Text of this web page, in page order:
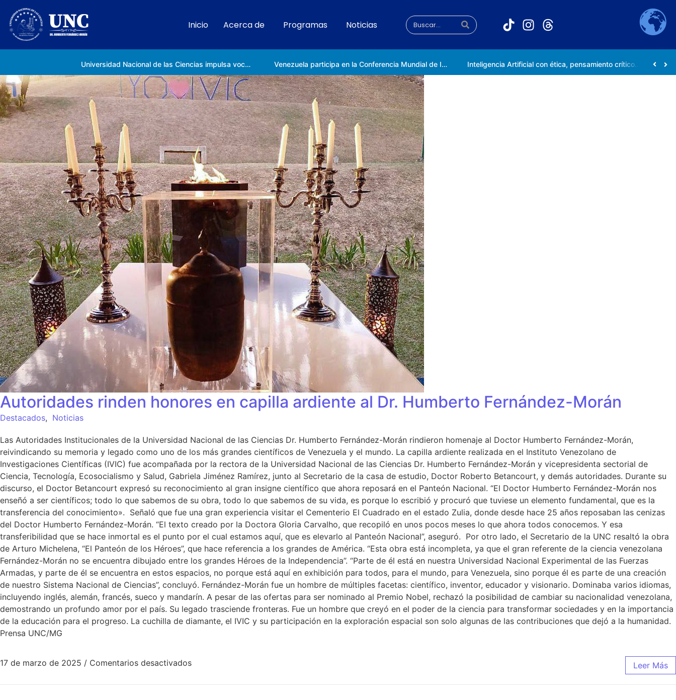
Inicio Acerca de Programas Noticias
Universidad Nacional de las Ciencias impulsa vocaciones científicas en la Expoferia de Oportunidades de Estudio 2026 Venezuela participa en la Conferencia Mundial de Inteligencia Artificial en Shanghái Inteligencia Artificial con ética, pensamiento crítico y compromiso social
Autoridades rinden honores en capilla ardiente al Dr. Humberto Fernández-Morán
Destacados, Noticias
Las Autoridades Institucionales de la Universidad Nacional de las Ciencias Dr. Humberto Fernández-Morán rindieron homenaje al Doctor Humberto Fernández-Morán,
reivindicando su memoria y legado como uno de los más grandes científicos de Venezuela y el mundo. La capilla ardiente realizada en el Instituto Venezolano de
Investigaciones Científicas (IVIC) fue acompañada por la rectora de la Universidad Nacional de las Ciencias Dr. Humberto Fernández-Morán y vicepresidenta sectorial de
Ciencia, Tecnología, Ecosocialismo y Salud, Gabriela Jiménez Ramírez, junto al Secretario de la casa de estudio, Doctor Roberto Betancourt, y demás autoridades. Durante su
discurso, el Doctor Betancourt expresó su reconocimiento al gran insigne científico que ahora reposará en el Panteón Nacional. “El Doctor Humberto Fernández-Morán nos
enseñó a ser científicos; todo lo que sabemos de su obra, todo lo que sabemos de su vida, es porque lo escribió y procuró que tuviese un elemento fundamental, que es la
transferencia del conocimiento». Señaló que fue una gran experiencia visitar el Cementerio El Cuadrado en el estado Zulia, donde desde hace 25 años reposaban las cenizas
del Doctor Humberto Fernández-Morán. “El texto creado por la Doctora Gloria Carvalho, que recopiló en unos pocos meses lo que ahora todos conocemos. Y esa
transferibilidad que se hace inmortal es el punto por el cual estamos aquí, que es elevarlo al Panteón Nacional”, aseguró. Por otro lado, el Secretario de la UNC resaltó la obra
de Arturo Michelena, “El Panteón de los Héroes”, que hace referencia a los grandes de América. “Esta obra está incompleta, ya que el gran referente de la ciencia venezolana
Fernández-Morán no se encuentra dibujado entre los grandes Héroes de la Independencia”. “Parte de él está en nuestra Universidad Nacional Experimental de las Fuerzas
Armadas, y parte de él se encuentra en estos espacios, no porque está aquí en exhibición para todos, para el mundo, para Venezuela, sino porque él es parte de una creación
de nuestro Sistema Nacional de Ciencias”, concluyó. Fernández-Morán fue un hombre de múltiples facetas: científico, inventor, educador y visionario. Dominaba varios idiomas,
incluyendo inglés, alemán, francés, sueco y mandarín. A pesar de las ofertas para ser nominado al Premio Nobel, rechazó la posibilidad de cambiar su nacionalidad venezolana,
demostrando un profundo amor por el país. Su legado trasciende fronteras. Fue un hombre que creyó en el poder de la ciencia para transformar sociedades y en la importancia
de la educación para el progreso. La cuchilla de diamante, el IVIC y su participación en la exploración espacial son solo algunas de las contribuciones que dejó a la humanidad.
Prensa UNC/MG
17 de marzo de 2025 / Comentarios desactivados Leer Más